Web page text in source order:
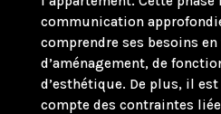
communication
comprendre ses besoins en
d’aménagement, de
d’esthétique. De plus, il
compte des contraintes